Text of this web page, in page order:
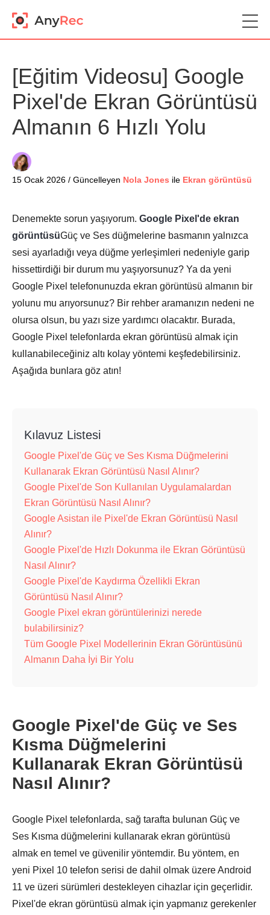
[Eğitim Videosu] Google
Pixel'de Ekran Görüntüsü
Almanın 6 Hızlı Yolu
15 Ocak 2026 / Güncelleyen Nola Jones ile Ekran görüntüsü
Denemekte sorun yaşıyorum. Google Pixel'de ekran
görüntüsüGüç ve Ses düğmelerine basmanın yalnızca
sesi ayarladığı veya düğme yerleşimleri nedeniyle garip
hissettirdiği bir durum mu yaşıyorsunuz? Ya da yeni
Google Pixel telefonunuzda ekran görüntüsü almanın bir
yolunu mu arıyorsunuz? Bir rehber aramanızın nedeni ne
olursa olsun, bu yazı size yardımcı olacaktır. Burada,
Google Pixel telefonlarda ekran görüntüsü almak için
kullanabileceğiniz altı kolay yöntemi keşfedebilirsiniz.
Aşağıda bunlara göz atın!
Kılavuz Listesi
Google Pixel'de Güç ve Ses Kısma Düğmelerini
Kullanarak Ekran Görüntüsü Nasıl Alınır?
Google Pixel'de Son Kullanılan Uygulamalardan
Ekran Görüntüsü Nasıl Alınır?
Google Asistan ile Pixel'de Ekran Görüntüsü Nasıl
Alınır?
Google Pixel'de Hızlı Dokunma ile Ekran Görüntüsü
Nasıl Alınır?
Google Pixel'de Kaydırma Özellikli Ekran
Görüntüsü Nasıl Alınır?
Google Pixel ekran görüntülerinizi nerede
bulabilirsiniz?
Tüm Google Pixel Modellerinin Ekran Görüntüsünü
Almanın Daha İyi Bir Yolu
Google Pixel'de Güç ve Ses
Kısma Düğmelerini
Kullanarak Ekran Görüntüsü
Nasıl Alınır?
Google Pixel telefonlarda, sağ tarafta bulunan Güç ve
Ses Kısma düğmelerini kullanarak ekran görüntüsü
almak en temel ve güvenilir yöntemdir. Bu yöntem, en
yeni Pixel 10 telefon serisi de dahil olmak üzere Android
11 ve üzeri sürümleri destekleyen cihazlar için geçerlidir.
Pixel'de ekran görüntüsü almak için yapmanız gerekenler